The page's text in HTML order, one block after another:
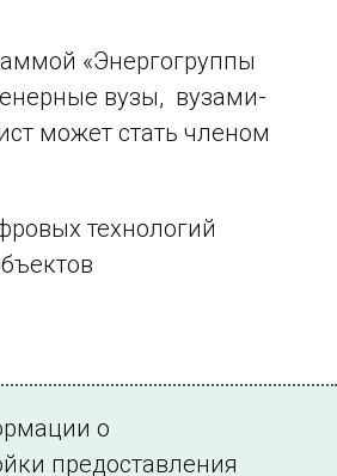
«Энергогруппы
вузы, вузами-
может стать членом
технологий
о
предоставления